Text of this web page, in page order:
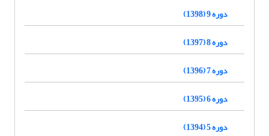
دوره 9 (1398)
دوره 8 (1397)
دوره 7 (1396)
دوره 6 (1395)
دوره 5 (1394)